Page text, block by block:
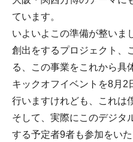
ています。
いよいよこの準備が整いま
創出をするプロジェクト、
る、この事業をこれから具
キックオフイベントを8月2
行いますけれども、これは
そして、実際にこのデジタ
する予定者9者も参加をい